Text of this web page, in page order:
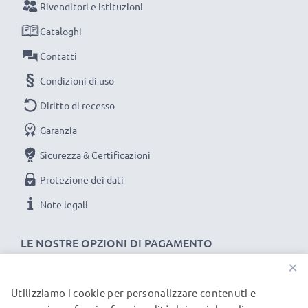
Non lasciarti scappare neanche uno scatto con
questo caricabatteria intelligente, con schermo
LCD, marcato CELLONIC. Ordina ora, spedizione
rapida e 3 anni di garanzia!
LE NOSTRE OPZIONI DI PAGAMENTO
Rivenditori e istituzioni
Cataloghi
Contatti
Condizioni di uso
Diritto di recesso
Garanzia
Sicurezza & Certificazioni
Protezione dei dati
Note legali
I NOSTRI PARTNER DI SPEDIZIONE
×
Utilizziamo i cookie per personalizzare contenuti e